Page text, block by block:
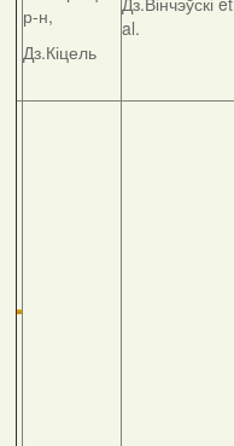
р-н,
Дз.Кіцель
al.